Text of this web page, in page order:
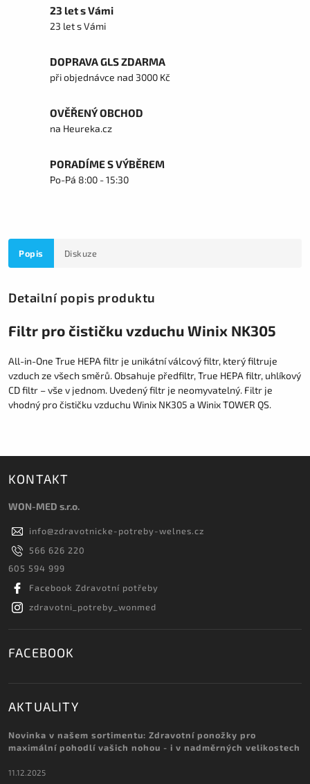
23 let s Vámi
23 let s Vámi
DOPRAVA GLS ZDARMA
při objednávce nad 3000 Kč
OVĚŘENÝ OBCHOD
na Heureka.cz
PORADÍME S VÝBĚREM
Po-Pá 8:00 - 15:30
Popis Diskuze
Detailní popis produktu
Filtr pro čističku vzduchu Winix NK305
All-in-One True HEPA filtr je unikátní válcový filtr, který filtruje
vzduch ze všech směrů. Obsahuje předfiltr, True HEPA filtr, uhlíkový
CD filtr – vše v jednom. Uvedený filtr je neomyvatelný. Filtr je
vhodný pro čističku vzduchu Winix NK305 a Winix TOWER QS.
KONTAKT
WON-MED s.r.o.
info@zdravotnicke-potreby-welnes.cz
566 626 220
605 594 999
Facebook Zdravotní potřeby
zdravotni_potreby_wonmed
FACEBOOK
AKTUALITY
Novinka v našem sortimentu: Zdravotní ponožky pro
maximální pohodlí vašich nohou - i v nadměrných velikostech
11.12.2025